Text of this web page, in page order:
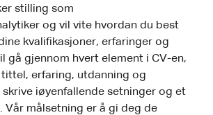
stilling som
og vil vite hvordan du best
kvalifikasjoner, erfaringer og
gå gjennom hvert element i CV-en,
erfaring, utdanning og
iøyenfallende setninger og et
Vår målsetning er å gi deg de